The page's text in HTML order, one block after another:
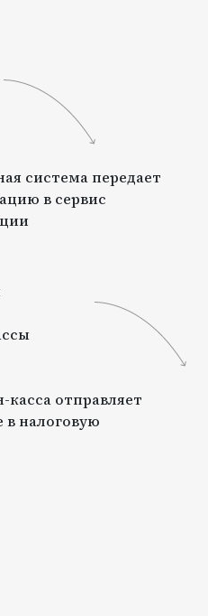
система передает
в сервис
касса отправляет
в налоговую